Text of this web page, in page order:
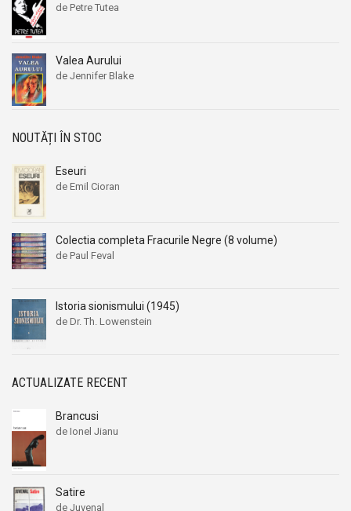
de Petre Tutea
Valea Aurului
de Jennifer Blake
NOUTĂȚI ÎN STOC
Eseuri
de Emil Cioran
Colectia completa Fracurile Negre (8 volume)
de Paul Feval
Istoria sionismului (1945)
de Dr. Th. Lowenstein
ACTUALIZATE RECENT
Brancusi
de Ionel Jianu
Satire
de Juvenal